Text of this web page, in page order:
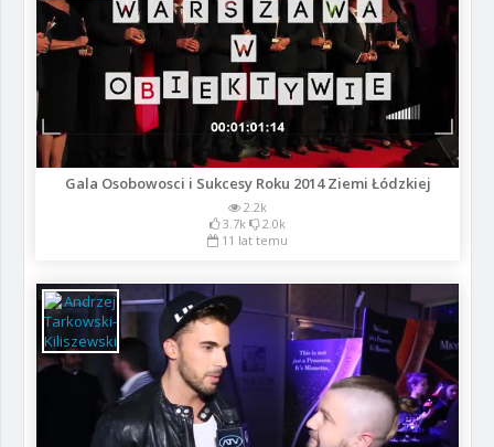
Gala Osobowosci i Sukcesy Roku 2014 Ziemi Łódzkiej
2.2k
3.7k
2.0k
11 lat temu